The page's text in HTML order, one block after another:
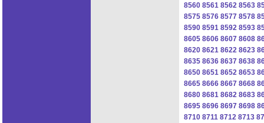
8560 8561 8562 8563
8575 8576 8577 8578
8590 8591 8592 8593
8605 8606 8607 8608
8620 8621 8622 8623
8635 8636 8637 8638
8650 8651 8652 8653
8665 8666 8667 8668
8680 8681 8682 8683
8695 8696 8697 8698
8710 8711 8712 8713